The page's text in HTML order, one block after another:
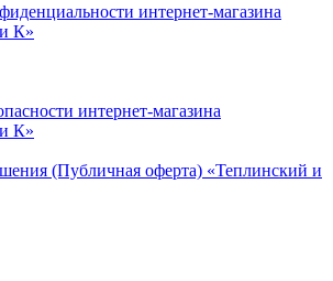
интернет-магазина
К»
интернет-магазина
К»
(Публичная оферта) «Теплинский и